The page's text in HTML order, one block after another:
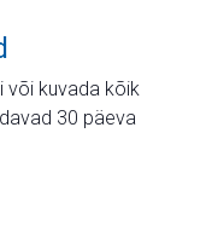
või kuvada kõik
30 päeva